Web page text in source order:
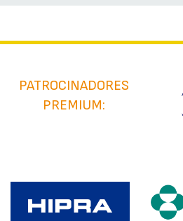
PATROCINADORES
PREMIUM: